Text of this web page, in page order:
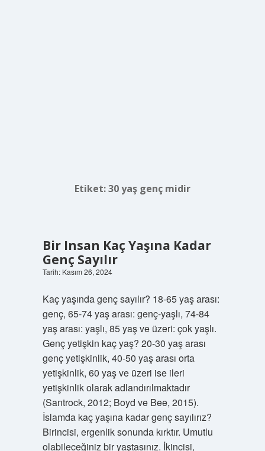
Etiket:30 yaş genç midir
Bir Insan Kaç Yaşına Kadar
Genç Sayılır
Tarih: Kasım 26, 2024
Kaç yaşında genç sayılır? 18-65 yaş arası:
genç, 65-74 yaş arası: genç-yaşlı, 74-84
yaş arası: yaşlı, 85 yaş ve üzeri: çok yaşlı.
Genç yetişkin kaç yaş? 20-30 yaş arası
genç yetişkinlik, 40-50 yaş arası orta
yetişkinlik, 60 yaş ve üzeri ise ileri
yetişkinlik olarak adlandırılmaktadır
(Santrock, 2012; Boyd ve Bee, 2015).
İslamda kaç yaşına kadar genç sayılırız?
Birincisi, ergenlik sonunda kırktır. Umutlu
olabileceğiniz bir yaştasınız. İkincisi,